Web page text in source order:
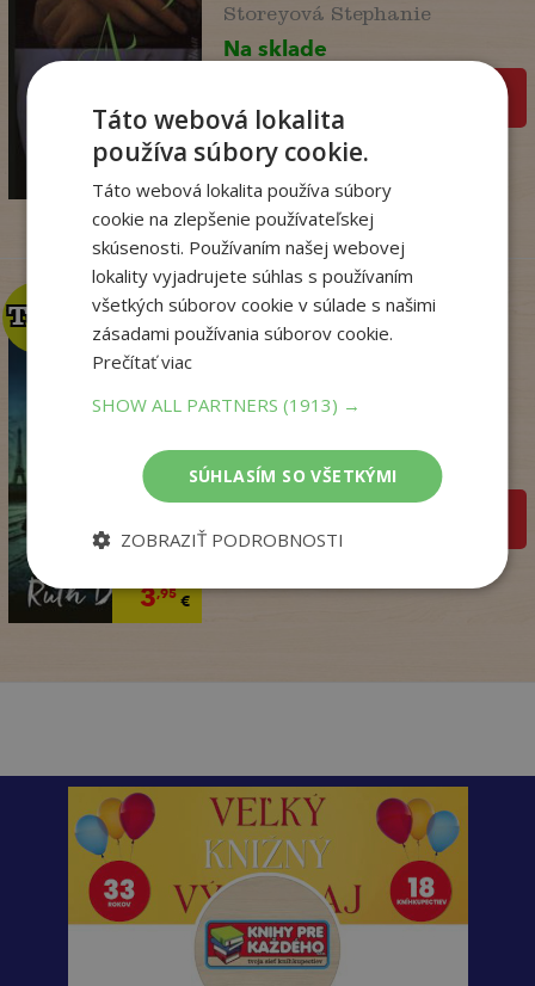
14,90
Storeyová Stephanie
Na sklade
3,95€
TOP
TOP
Kým Paríž spal
Na sklade
Táto webová lokalita
používa súbory cookie.
Táto webová lokalita používa súbory
cookie na zlepšenie používateľskej
skúsenosti. Používaním našej webovej
lokality vyjadrujete súhlas s používaním
všetkých súborov cookie v súlade s našimi
zásadami používania súborov cookie.
Prečítať viac
SHOW ALL PARTNERS(1913) →
SÚHLASÍM SO VŠETKÝMI
ZOBRAZIŤ PODROBNOSTI